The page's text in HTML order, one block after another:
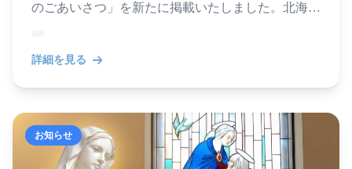
のごあいさつ」を新たに掲載いたしました。北海道
詳細を見る
お知らせ